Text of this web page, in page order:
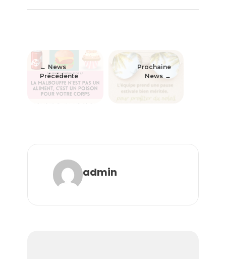
News
Précédente
Prochaine
News
admin